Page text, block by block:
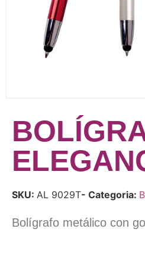
SKU: AL 9029T- Categoria:
Bolígrafo metálico con